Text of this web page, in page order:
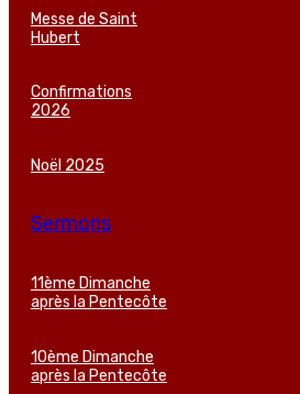
Messe de Saint
Hubert
Confirmations
2026
Noël 2025
Sermons
11ème Dimanche
après la Pentecôte
10ème Dimanche
après la Pentecôte